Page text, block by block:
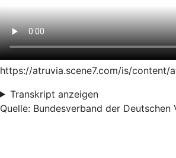
https://atruvia.scene7.com/is/content/
Transkript anzeigen
Quelle: Bundesverband der